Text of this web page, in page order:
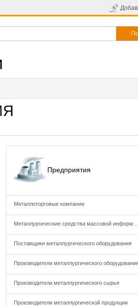
Предприятия
Металлоторговые компании
Поставщики металлургического оборудования
Производители металлургического
Производители металлургического сырья
Производители металлургической продукции